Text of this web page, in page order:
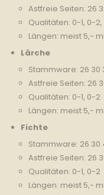
Astfreie Seiten: 26
Qualitäten: 0-1, 0-
Längen: meist 5,-
Lärche
Stammware: 26 30
Astfreie Seiten: 26
Qualitäten: 0-1, 0-2
Längen: meist 5,-
Fichte
Stammware: 26 30
Astfreie Seiten: 26
Qualitäten: 0-1, 0-2
Längen: meist 5,-